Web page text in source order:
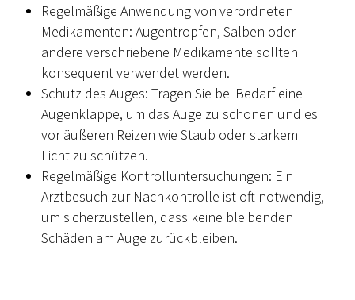
Regelmäßige Anwendung von verordneten
Medikamenten: Augentropfen, Salben oder
andere verschriebene Medikamente sollten
konsequent verwendet werden.
Schutz des Auges: Tragen Sie bei Bedarf eine
Augenklappe, um das Auge zu schonen und es
vor äußeren Reizen wie Staub oder starkem
Licht zu schützen.
Regelmäßige Kontrolluntersuchungen: Ein
Arztbesuch zur Nachkontrolle ist oft notwendig,
um sicherzustellen, dass keine bleibenden
Schäden am Auge zurückbleiben.